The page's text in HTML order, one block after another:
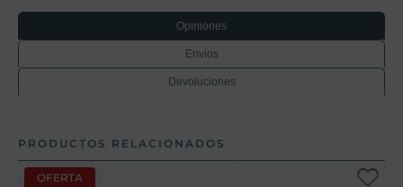
Opiniones
Envíos
Devoluciones
PRODUCTOS RELACIONADOS
OFERTA